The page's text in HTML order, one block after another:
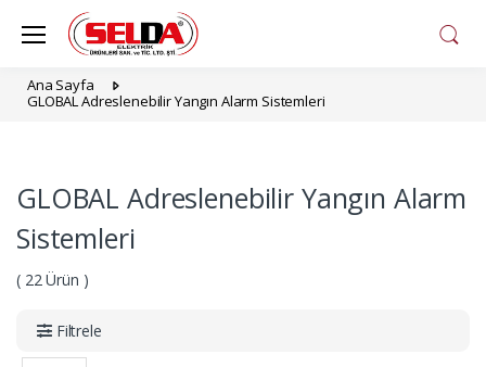
Ana Sayfa
GLOBAL Adreslenebilir Yangın Alarm Sistemleri
GLOBAL Adreslenebilir Yangın Alarm
Sistemleri
( 22 Ürün )
Filtrele